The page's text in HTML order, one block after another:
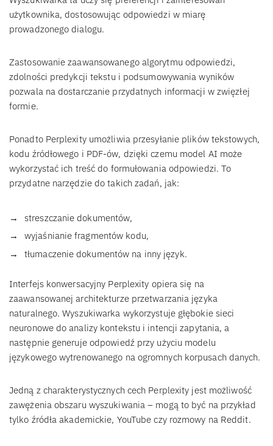
użytkownika, dostosowując odpowiedzi w miarę
prowadzonego dialogu.
Zastosowanie zaawansowanego algorytmu odpowiedzi,
zdolności predykcji tekstu i podsumowywania wyników
pozwala na dostarczanie przydatnych informacji w zwięzłej
formie.
Ponadto Perplexity umożliwia przesyłanie plików tekstowych,
kodu źródłowego i PDF-ów, dzięki czemu model AI może
wykorzystać ich treść do formułowania odpowiedzi. To
przydatne narzędzie do takich zadań, jak:
streszczanie dokumentów,
wyjaśnianie fragmentów kodu,
tłumaczenie dokumentów na inny język.
Interfejs konwersacyjny Perplexity opiera się na
zaawansowanej architekturze przetwarzania języka
naturalnego. Wyszukiwarka wykorzystuje głębokie sieci
neuronowe do analizy kontekstu i intencji zapytania, a
następnie generuje odpowiedź przy użyciu modelu
językowego wytrenowanego na ogromnych korpusach danych.
Jedną z charakterystycznych cech Perplexity jest możliwość
zawężenia obszaru wyszukiwania – mogą to być na przykład
tylko źródła akademickie, YouTube czy rozmowy na Reddit.